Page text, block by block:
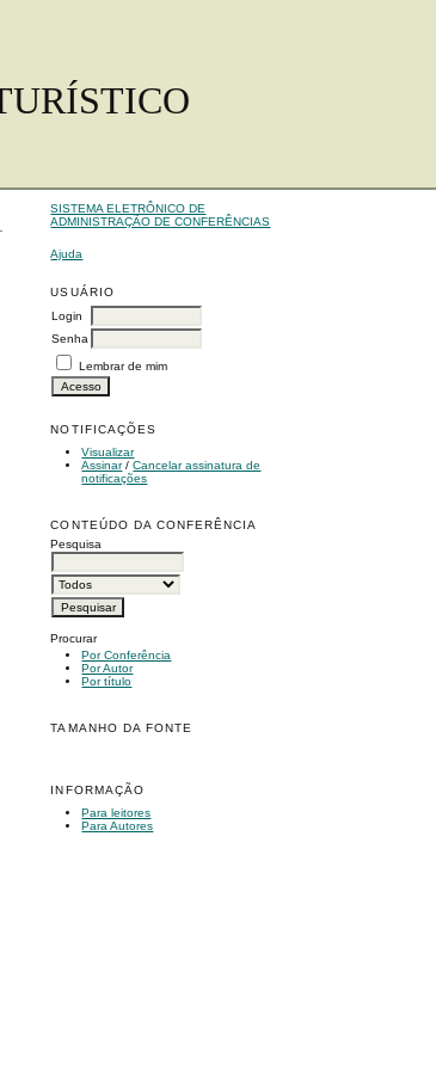
SISTEMA ELETRÔNICO DE
ADMINISTRAÇÃO DE CONFERÊNCIAS
Ajuda
USUÁRIO
Login
Senha
Lembrar de mim
NOTIFICAÇÕES
Visualizar
Assinar/Cancelar assinatura de
notificações
CONTEÚDO DA CONFERÊNCIA
Pesquisa
Procurar
Por Conferência
Por Autor
Por título
TAMANHO DA FONTE
INFORMAÇÃO
Para leitores
Para Autores